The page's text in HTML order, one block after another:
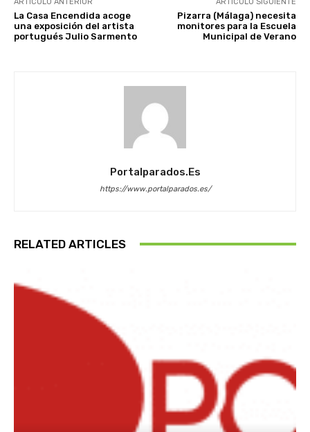
La Casa Encendida acoge
una exposición del artista
portugués Julio Sarmento
Pizarra (Málaga) necesita
monitores para la Escuela
Municipal de Verano
Portalparados.es
https://www.portalparados.es/
RELATED ARTICLES